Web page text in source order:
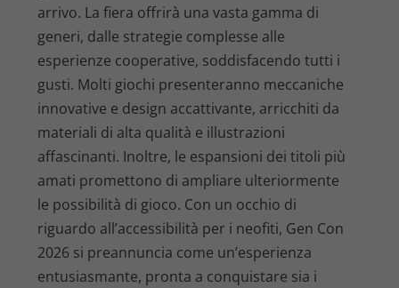
arrivo. La fiera offrirà una vasta gamma di
generi, dalle strategie complesse alle
esperienze cooperative, soddisfacendo tutti i
gusti. Molti giochi presenteranno meccaniche
innovative e design accattivante, arricchiti da
materiali di alta qualità e illustrazioni
affascinanti. Inoltre, le espansioni dei titoli più
amati promettono di ampliare ulteriormente
le possibilità di gioco. Con un occhio di
riguardo all’accessibilità per i neofiti, Gen Con
2026 si preannuncia come un’esperienza
entusiasmante, pronta a conquistare sia i